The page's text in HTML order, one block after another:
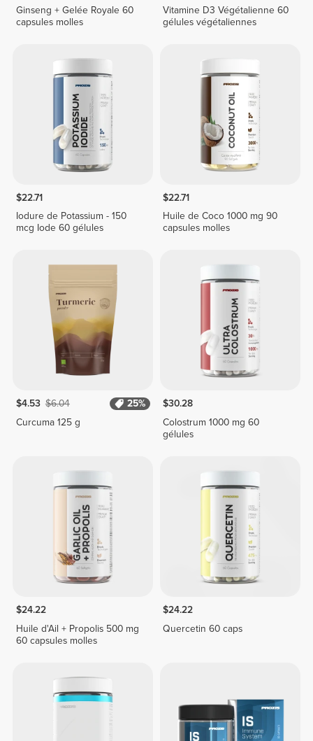
Ginseng + Gelée Royale 60
capsules molles
Vitamine D3 Végétalienne 60
gélules végétaliennes
$22.71
Iodure de Potassium - 150
mcg Iode 60 gélules
$22.71
Huile de Coco 1000 mg 90
capsules molles
$4.53 $6.04
25%
Curcuma 125 g
$30.28
Colostrum 1000 mg 60
gélules
$24.22
Huile d'Ail + Propolis 500 mg
60 capsules molles
$24.22
Quercetin 60 caps